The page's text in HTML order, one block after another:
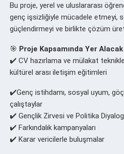
Bu proje, yerel ve uluslararası
genç işsizliğiyle mücadele etmeyi,
güçlendirmeyi ve birlikte çözüm
🎯 Proje Kapsamında Yer
✔️ CV hazırlama ve mülakat
kültürel arası iletişim eğitimleri
✔️Genç istihdamı, sosyal uyum,
çalıştaylar
✔️ Gençlik Zirvesi ve Politika
✔️ Farkındalık kampanyaları
✔️ Karar vericilerle buluşmalar